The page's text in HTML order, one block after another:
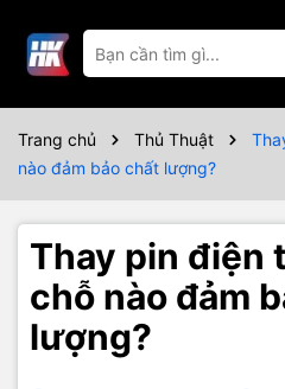
Trang chủ Thủ Thuật
nào đảm bảo chất lượng?
Thay pin điện
chỗ nào đảm
lượng?